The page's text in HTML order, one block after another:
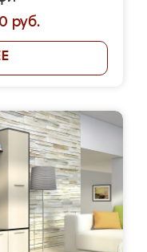
руб.